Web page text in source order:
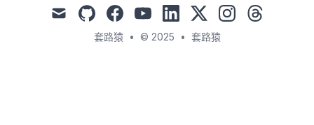
mail github facebookyoutubelinkedin
x instagramthreads
套路猿 • © 2025 • 套路猿